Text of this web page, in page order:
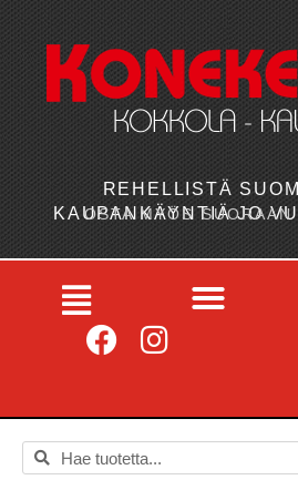
REHELLISTÄ
KAUPANKÄYNTIÄ JO
OSTA MYÖS